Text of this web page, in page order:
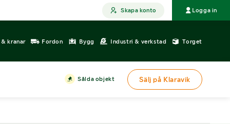
Skapa konto Logga in
kranar Fordon Bygg Industri & verkstad Torget
Sålda objekt Sälj på Klaravik